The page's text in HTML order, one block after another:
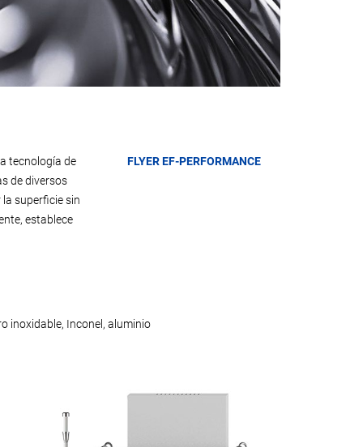
tecnología de
de diversos
superficie sin
establece
FLYER EF-PERFORMANCE
inoxidable, Inconel, aluminio